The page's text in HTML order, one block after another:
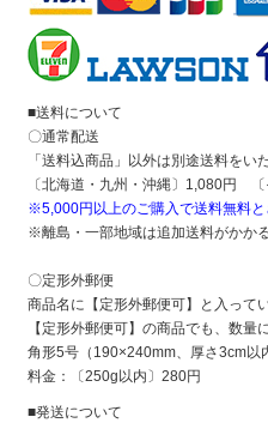
■送料について
〇通常配送
「送料込商品」以外は別途送料をい
〔北海道・九州・沖縄〕1,080円
※5,000円以上のご購入で送料無料と
※離島・一部地域は追加送料がかか
〇定形外郵便
商品名に【定形外郵便可】と入って
【定形外郵便可】の商品でも、数
角形5号（190×240mm、厚さ3cm以
料金：〔250g以内〕280円
■発送について